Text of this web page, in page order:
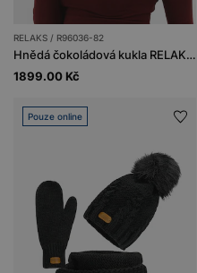
RELAKS / R96036-82
Hnědá čokoládová kukla RELAKS z merino vlny
1899.00 Kč
Pouze online